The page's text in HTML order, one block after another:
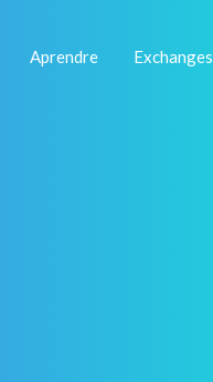
Aprendre Exchanges